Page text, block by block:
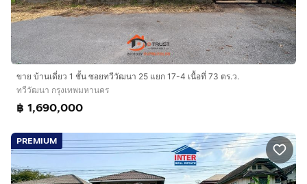
ขาย บ้านเดี่ยว 1 ชั้น ซอยทวีวัฒนา 25 แยก 17-4 เนื้อที่ 73 ตร.ว.
ทวีวัฒนา กรุงเทพมหานคร
฿ 1,690,000
PREMIUM